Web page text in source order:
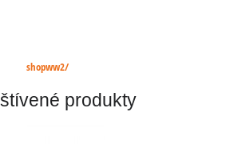
shopww2/
produkty